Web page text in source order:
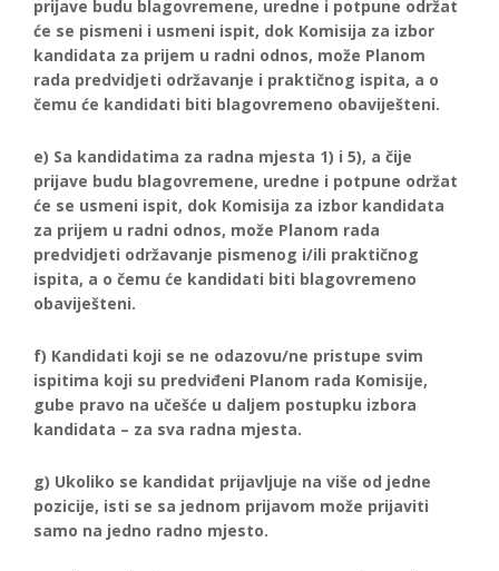
prijave budu blagovremene, uredne i potpune održat
će se pismeni i usmeni ispit, dok Komisija za izbor
kandidata za prijem u radni odnos, može Planom
rada predvidjeti održavanje i praktičnog ispita, a o
čemu će kandidati biti blagovremeno obaviješteni.
e) Sa kandidatima za radna mjesta 1) i 5), a čije
prijave budu blagovremene, uredne i potpune održat
će se usmeni ispit, dok Komisija za izbor kandidata
za prijem u radni odnos, može Planom rada
predvidjeti održavanje pismenog i/ili praktičnog
ispita, a o čemu će kandidati biti blagovremeno
obaviješteni.
f) Kandidati koji se ne odazovu/ne pristupe svim
ispitima koji su predviđeni Planom rada Komisije,
gube pravo na učešće u daljem postupku izbora
kandidata – za sva radna mjesta.
g) Ukoliko se kandidat prijavljuje na više od jedne
pozicije, isti se sa jednom prijavom može prijaviti
samo na jedno radno mjesto.